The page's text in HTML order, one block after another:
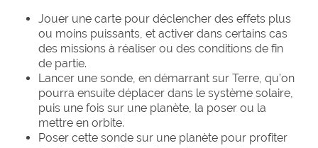
Jouer une carte pour déclencher des effets plus
ou moins puissants, et activer dans certains cas
des missions à réaliser ou des conditions de fin
de partie.
Lancer une sonde, en démarrant sur Terre, qu’on
pourra ensuite déplacer dans le système solaire,
puis une fois sur une planète, la poser ou la
mettre en orbite.
Poser cette sonde sur une planète pour profiter